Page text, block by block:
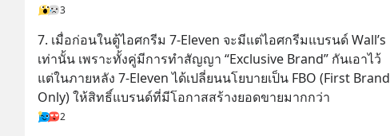
3
7. เมื่อก่อนในตู้ไอศกรีม 7-Eleven จะมีแต่ไอศกรีมแบรนด์ Wall’s
เท่านั้น เพราะทั้งคู่มีการทำสัญญา “Exclusive Brand” กันเอาไว้
แต่ในภายหลัง 7-Eleven ได้เปลี่ยนนโยบายเป็น FBO (First Brand
Only) ให้สิทธิ์แบรนด์ที่มีโอกาสสร้างยอดขายมากกว่า
2